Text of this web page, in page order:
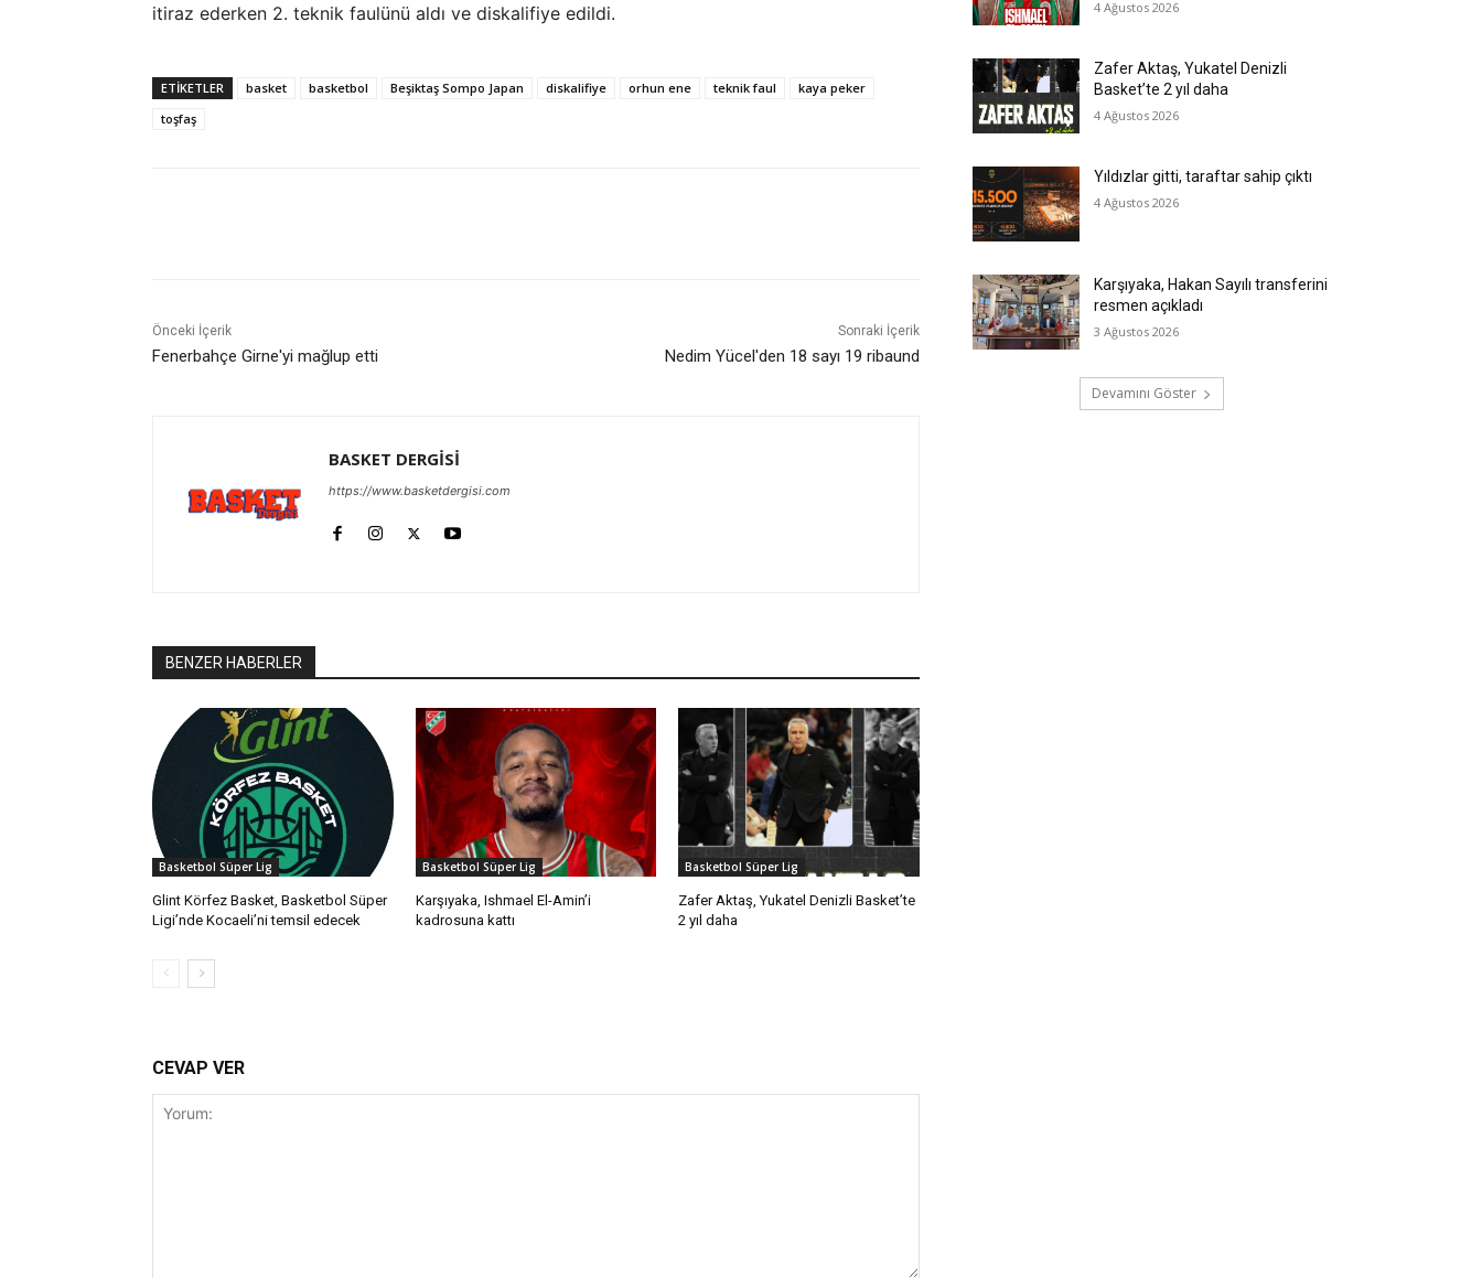
itiraz ederken 2. teknik faulünü aldı ve diskalifiye edildi.
ETIKETLER basket basketbol Beşiktaş Sompo Japan diskalifiye orhun ene teknik faul
kaya peker
toşfaş
Önceki İçerik
Fenerbahçe Girne'yi mağlup etti
Sonraki İçerik
Nedim Yücel'den 18 sayı 19 ribaund
BASKET DERGİSİ
https://www.basketdergisi.com
BENZER HABERLER
Basketbol Süper Lig
Glint Körfez Basket, Basketbol Süper
Ligi’nde Kocaeli’ni temsil edecek
Basketbol Süper Lig
Karşıyaka, Ishmael El-Amin’i
kadrosuna kattı
Basketbol Süper Lig
Zafer Aktaş, Yukatel Denizli Basket’te
2 yıl daha
CEVAP VER
4 Ağustos 2026
Zafer Aktaş, Yukatel Denizli
Basket’te 2 yıl daha
4 Ağustos 2026
Yıldızlar gitti, taraftar sahip çıktı
4 Ağustos 2026
Karşıyaka, Hakan Sayılı transferini
resmen açıkladı
3 Ağustos 2026
Devamını Göster